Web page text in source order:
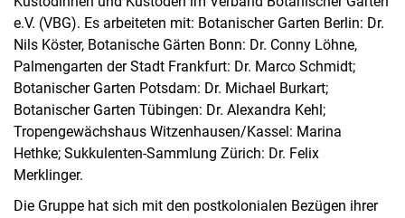
Jahresberichte
Absolvent:innen-Jahrgänge
Abgeschlossene Promotionen
Pressearchiv
Geschichte des Fachbereich Ökologische Agrarwissenschaften
Witzenhausen und der Kolonialismus
e.V. (VBG). Es arbeiteten mit: Botanischer Garten Berlin: Dr.
Nils Köster, Botanische Gärten Bonn: Dr. Conny Löhne,
Palmengarten der Stadt Frankfurt: Dr. Marco Schmidt;
Botanischer Garten Potsdam: Dr. Michael Burkart;
Botanischer Garten Tübingen: Dr. Alexandra Kehl;
Tropengewächshaus Witzenhausen/Kassel: Marina
Hethke; Sukkulenten-Sammlung Zürich: Dr. Felix
Merklinger.
Die Gruppe hat sich mit den postkolonialen Bezügen ihrer